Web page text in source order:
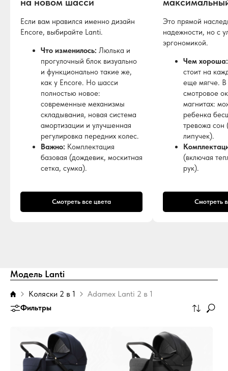
Если вам нравился именно дизайн
Encore, выбирайте Lanti.
Что изменилось: Люлька и
прогулочный блок визуально
и функционально такие же,
как у Encore. Но шасси
полностью новое:
современные механизмы
складывания, новая система
амортизации и улучшенная
регулировка передних колес.
Важно: Комплектация
базовая (дождевик, москитная
сетка, сумка).
Смотреть все цвета
Это прямой
надежности, но с
эргономикой.
Чем хороша:
стоит на
еще мягче. В
смотровое
магнитах:
ребенка
тревожа сон
липучек).
(включая
рук).
Смотреть
Модель Lanti
Коляски 2 в 1 Adamex Lanti 2 в 1
Фильтры